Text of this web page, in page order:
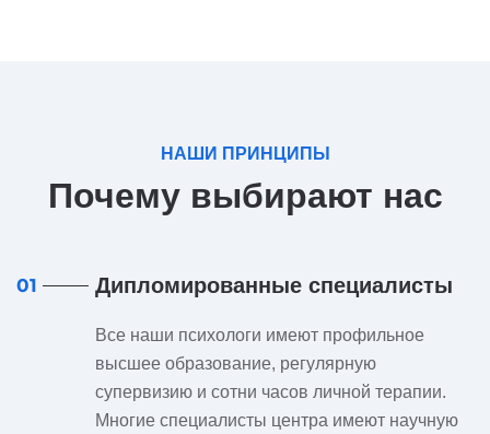
НАШИ ПРИНЦИПЫ
Почему выбирают нас
01 Дипломированные специалисты
Все наши психологи имеют профильное
высшее образование, регулярную
супервизию и сотни часов личной терапии.
Многие специалисты центра имеют научную